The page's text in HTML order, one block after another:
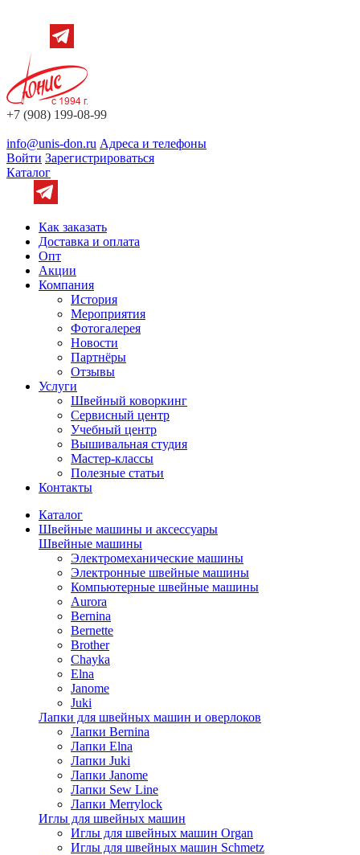
+7 (908) 199-08-99
info@unis-don.ru Адреса и телефоны
Войти Зарегистрироваться
Каталог
Как заказать
Доставка и оплата
Опт
Акции
Компания
История
Мероприятия
Фотогалерея
Новости
Партнёры
Отзывы
Услуги
Швейный коворкинг
Сервисный центр
Учебный центр
Вышивальная студия
Мастер-классы
Полезные статьи
Контакты
Каталог
Швейные машины и аксессуары
Швейные машины
Электромеханические машины
Электронные швейные машины
Компьютерные швейные машины
Aurora
Bernina
Bernette
Brother
Chayka
Elna
Janome
Juki
Лапки для швейных машин и оверлоков
Лапки Bernina
Лапки Elna
Лапки Juki
Лапки Janome
Лапки Sew Line
Лапки Merrylock
Иглы для швейных машин
Иглы для швейных машин Organ
Иглы для швейных машин Schmetz